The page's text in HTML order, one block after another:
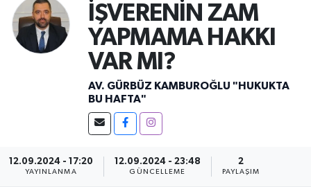
İŞVERENİN ZAM
YAPMAMA HAKKI
VAR MI?
AV. GÜRBÜZ KAMBUROĞLU "HUKUKTA
BU HAFTA"
12.09.2024 - 17:20
YAYINLANMA
12.09.2024 - 23:48
GÜNCELLEME
2
PAYLAŞIM
Haber Arşivi